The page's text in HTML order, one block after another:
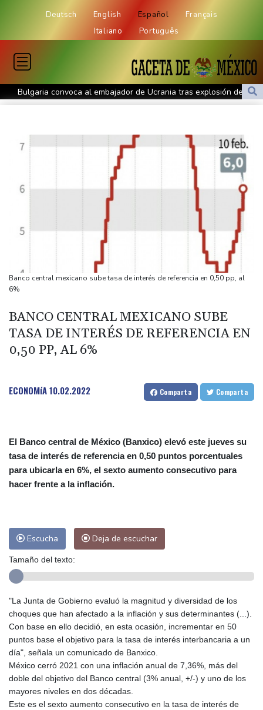
Deutsch English Español
Français
Italiano
Português
Bulgaria convoca al embajador de Ucrania tras explosión de un
dron en su territorio
del ídolo mundial
Una niña herida muere y eleva a ocho los fallecidos por el
tiroteo en escuela tailandesa
París obliga a usuarios de patinetas eléctricas a llevar casco
Muere el padre de Lionel Messi a los 68 años
Apple y OpenAI escalan su batalla legal por robo de secretos
Ucrania se despide de un voluntario que dedicó su vida a
rescatar a los muertos
Ucrania despide a un voluntario que dedicó su vida a rescatar a
los muertos
Un dron entra en Bulgaria y estalla cerca de un gasoducto en la
Banco central mexicano sube tasa de interés de referencia en 0,50 pp, al
6%
BANCO CENTRAL MEXICANO SUBE
TASA DE INTERÉS DE REFERENCIA EN
0,50 PP, AL 6%
ECONOMíA10.02.2022 Comparta Comparta
El Banco central de México (Banxico) elevó este jueves su
tasa de interés de referencia en 0,50 puntos porcentuales
para ubicarla en 6%, el sexto aumento consecutivo para
hacer frente a la inflación.
Escucha Deja de escuchar
Tamaño del texto:
"La Junta de Gobierno evaluó la magnitud y diversidad de los
choques que han afectado a la inflación y sus determinantes (...).
Con base en ello decidió, en esta ocasión, incrementar en 50
puntos base el objetivo para la tasa de interés interbancaria a un
día", señala un comunicado de Banxico.
México cerró 2021 con una inflación anual de 7,36%, más del
doble del objetivo del Banco central (3% anual, +/-) y uno de los
mayores niveles en dos décadas.
Este es el sexto aumento consecutivo en la tasa de interés de